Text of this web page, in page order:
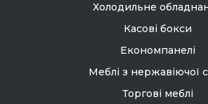
Холодильне
Касові бокси
Економпанелі
Меблі з нержавіючої
Торгові меблі